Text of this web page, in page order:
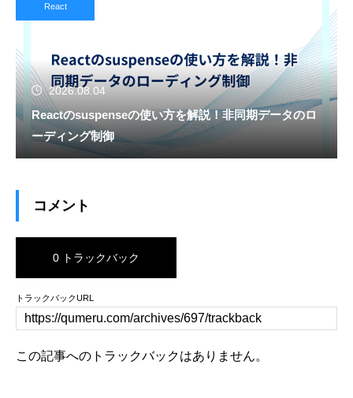
React
2026.08.04
Reactのsuspenseの使い方を解説！非同期データのロ
ーディング制御
コメント
0 トラックバック
トラックバックURL
この記事へのトラックバックはありません。